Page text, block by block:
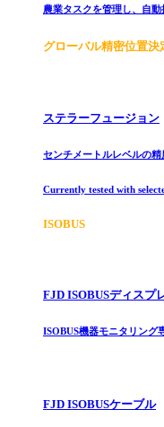
農業タスクを管理し、自
グローバル精密位置決
ステラーフュージョン
センチメートルレベルの
Currently tested with
ISOBUS
FJD ISOBUSディスプ
ISOBUS機器モニタリング
FJD ISOBUSケーブル